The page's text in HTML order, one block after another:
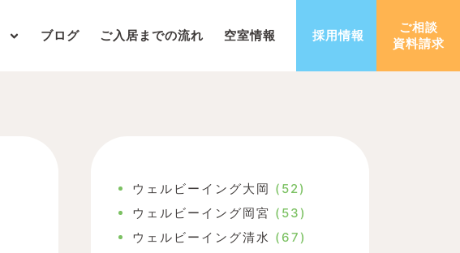
ブログ ご入居までの流れ 空室情報 採用情報
ご相談
資料請求
ウェルビーイング大岡 (52)
ウェルビーイング岡宮 (53)
ウェルビーイング清水 (67)